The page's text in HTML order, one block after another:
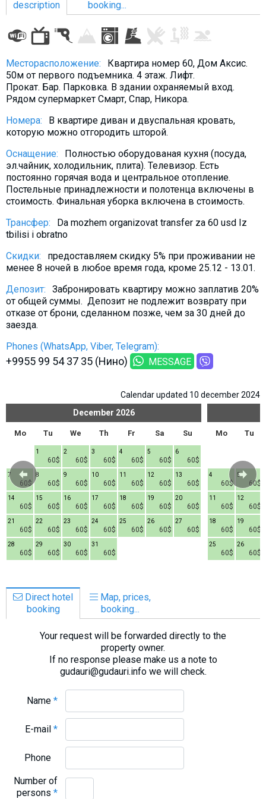
description
booking...
Месторасположение:
Квартира номер 60, Дом Аксис.
50м от первого подъемника. 4 этаж. Лифт.
Прокат. Бар. Парковка. В здании охраняемый вход.
Рядом супермаркет Смарт, Спар, Никора.
Номера:
В квартире диван и двуспальная кровать,
которую можно отгородить шторой.
Оснащение:
Полностью оборудованая кухня (посуда,
эл.чайник, холодильник, плита). Телевизор. Eсть
постоянно горячая вода и центральное отопление.
Постельные принадлежности и полотенца включены в
стоимость. Финальная уборка включена в стоимость.
Трансфер:
Da mozhem organizovat transfer za 60 usd Iz
tbilisi i obratno
Скидки:
предоставляем скидку 5% при проживании не
менее 8 ночей в любое время года, кроме 25.12 - 13.01.
Депозит:
Забронировать квартиру можно заплатив 20%
от общей суммы. Депозит не подлежит возврату при
отказе от брони, сделанном позже, чем за 30 дней до
заезда.
Phones (WhatsApp, Viber, Telegram):
+9955 99 54 37 35 (Нино) MESSAGE
Calendar updated 10 december 2024
December 2026
Mo Tu We Th Fr Sa Su
60$
1
60$
2
60$
3
60$
4
60$
5
60$
6
60$
7
60$
8
60$
9
60$
10
60$
11
60$
12
60$
13
60$
14
60$
15
60$
16
60$
17
60$
18
60$
19
60$
20
60$
21
60$
22
60$
23
60$
24
60$
25
60$
26
60$
27
60$
28
60$
29
60$
30
60$
31
Mo Tu
60$
4
60$
5
60$
11
60$
12
60$
18
60$
19
60$
25
60$
26
Direct hotel
booking
Map, prices,
booking...
Your request will be forwarded directly to the
property owner.
If no response please make us a note to
gudauri@gudauri.info we will check.
Name*
E-mail*
Phone
Number of
persons*
LODGING
Apartments
Cottages
Hotels
% Hot deals
Long term rent
Kazbegi
Other
GEORGIA
About Georgia
Visas
Local money
Mobile phones
Travel reports
Safety